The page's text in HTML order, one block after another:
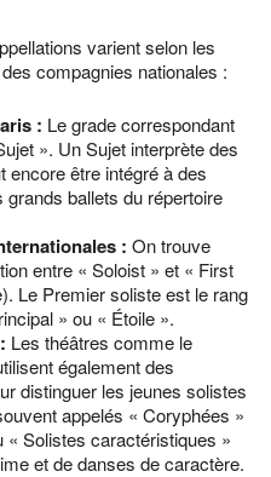
varient selon les
compagnies nationales :
: Le grade correspondant
». Un Sujet interprète des
encore être intégré à des
ballets du répertoire
: On trouve
entre « Soloist » et « First
Le Premier soliste est le rang
» ou « Étoile ».
Les théâtres comme le
également des
distinguer les jeunes solistes
appelés « Coryphées »
« Solistes caractéristiques »
et de danses de caractère.